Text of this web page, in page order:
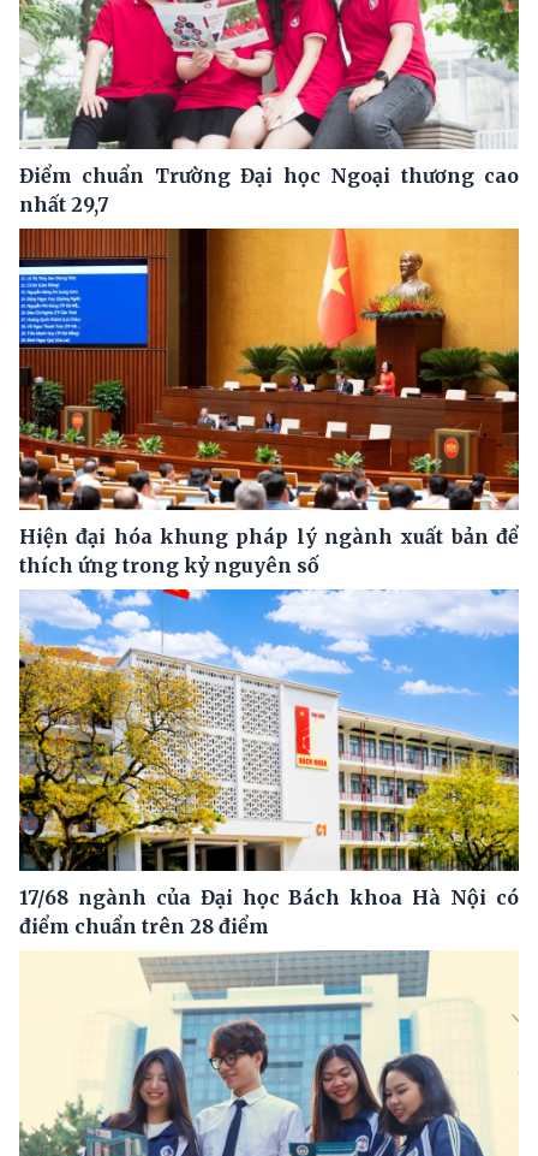
Điểm chuẩn Trường Đại học Ngoại thương cao
nhất 29,7
Hiện đại hóa khung pháp lý ngành xuất bản để
thích ứng trong kỷ nguyên số
17/68 ngành của Đại học Bách khoa Hà Nội có
điểm chuẩn trên 28 điểm